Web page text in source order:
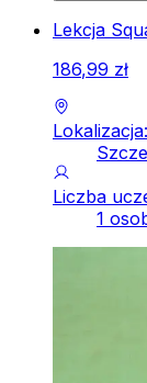
Lekcja
186,99 zł
Liczba
1